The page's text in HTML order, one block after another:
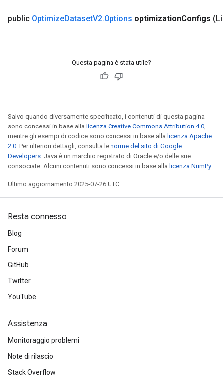
public OptimizeDatasetV2.Options optimizationConfigs
Questa pagina è stata utile?
Salvo quando diversamente specificato, i contenuti di questa pagina
sono concessi in base alla licenza Creative Commons Attribution 4.0,
mentre gli esempi di codice sono concessi in base alla licenza Apache
2.0. Per ulteriori dettagli, consulta le norme del sito di Google
Developers. Java è un marchio registrato di Oracle e/o delle sue
consociate. Alcuni contenuti sono concessi in base alla licenza NumPy.
Ultimo aggiornamento 2025-07-26 UTC.
Resta connesso
Blog
Forum
GitHub
Twitter
YouTube
Assistenza
Monitoraggio problemi
Note di rilascio
Stack Overflow